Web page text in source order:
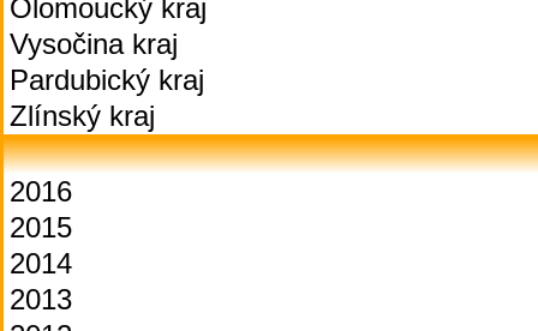
Olomoucký kraj
Vysočina kraj
Pardubický kraj
Zlínský kraj
2016
2015
2014
2013